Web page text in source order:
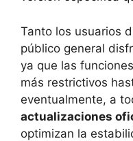
Tanto los usuarios
público general
ya que las
más restrictivos
eventualmente, a
actualizaciones
optimizan la